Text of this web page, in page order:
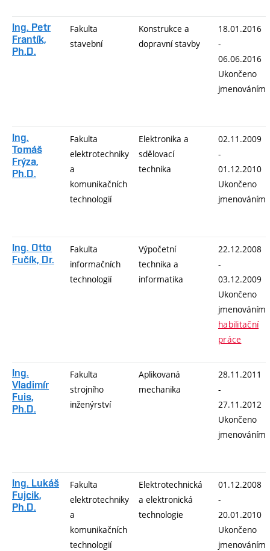
Ing. Petr
Frantík,
Ph.D.
Fakulta
stavební
Konstrukce a
dopravní stavby
18.01.2016
-
06.06.2016
Ukončeno
jmenováním
Ing.
Tomáš
Frýza,
Ph.D.
Fakulta
elektrotechniky
a
komunikačních
technologií
Elektronika a
sdělovací
technika
02.11.2009
-
01.12.2010
Ukončeno
jmenováním
Ing. Otto
Fučík, Dr.
Fakulta
informačních
technologií
Výpočetní
technika a
informatika
22.12.2008
-
03.12.2009
Ukončeno
jmenováním
habilitační
práce
Ing.
Vladimír
Fuis,
Ph.D.
Fakulta
strojního
inženýrství
Aplikovaná
mechanika
28.11.2011
-
27.11.2012
Ukončeno
jmenováním
Ing. Lukáš
Fujcik,
Ph.D.
Fakulta
elektrotechniky
a
komunikačních
technologií
Elektrotechnická
a elektronická
technologie
01.12.2008
-
20.01.2010
Ukončeno
jmenováním